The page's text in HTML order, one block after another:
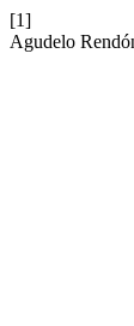
[1]
Agudelo